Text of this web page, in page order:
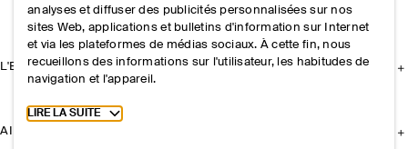
L'ENTREPRISE
AIDE
analyses et diffuser des publicités personnalisées sur nos
sites Web, applications et bulletins d'information sur Internet
et via les plateformes de médias sociaux. À cette fin, nous
recueillons des informations sur l'utilisateur, les habitudes de
navigation et l'appareil.
Toggle more cookie information
LIRE LA SUITE